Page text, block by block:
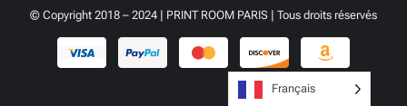
© Copyright 2018 – 2024 | PRINT ROOM PARIS | Tous droits réservés
Français